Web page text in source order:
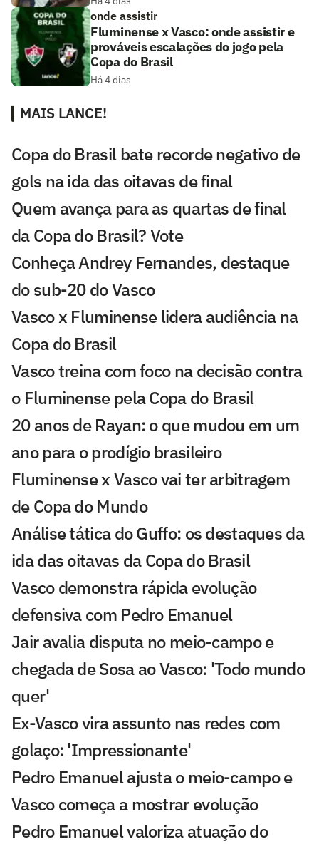
onde assistir
Fluminense x Vasco: onde assistir e
prováveis escalações do jogo pela
Copa do Brasil
Há 4 dias
MAIS LANCE!
Copa do Brasil bate recorde negativo de
gols na ida das oitavas de final
Quem avança para as quartas de final
da Copa do Brasil? Vote
Conheça Andrey Fernandes, destaque
do sub-20 do Vasco
Vasco x Fluminense lidera audiência na
Copa do Brasil
Vasco treina com foco na decisão contra
o Fluminense pela Copa do Brasil
20 anos de Rayan: o que mudou em um
ano para o prodígio brasileiro
Fluminense x Vasco vai ter arbitragem
de Copa do Mundo
Análise tática do Guffo: os destaques da
ida das oitavas da Copa do Brasil
Vasco demonstra rápida evolução
defensiva com Pedro Emanuel
Jair avalia disputa no meio-campo e
chegada de Sosa ao Vasco: 'Todo mundo
quer'
Ex-Vasco vira assunto nas redes com
golaço: 'Impressionante'
Pedro Emanuel ajusta o meio-campo e
Vasco começa a mostrar evolução
Pedro Emanuel valoriza atuação do